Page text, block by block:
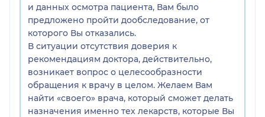
и данных осмотра пациента, Вам было
предложено пройти дообследование, от
которого Вы отказались.
В ситуации отсутствия доверия к
рекомендациям доктора, действительно,
возникает вопрос о целесообразности
обращения к врачу в целом. Желаем Вам
найти «своего» врача, который сможет делать
назначения именно тех лекарств, которые Вы